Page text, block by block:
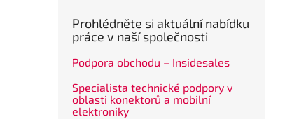
Prohlédněte si aktuální nabídku
práce v naší společnosti
Podpora obchodu – Insidesales
Specialista technické podpory v
oblasti konektorů a mobilní
elektroniky